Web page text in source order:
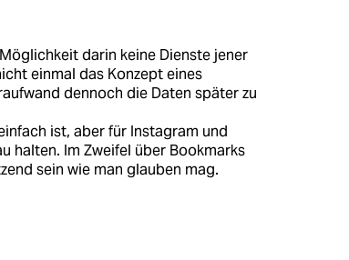
darin keine Dienste jener
einmal das Konzept eines
dennoch die Daten später zu
ist, aber für Instagram und
halten. Im Zweifel über Bookmarks
sein wie man glauben mag.